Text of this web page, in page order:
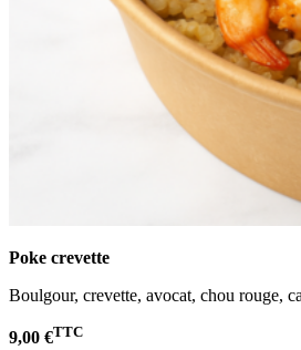
Poke crevette
Boulgour, crevette, avocat, chou rouge,
9,00 €TTC